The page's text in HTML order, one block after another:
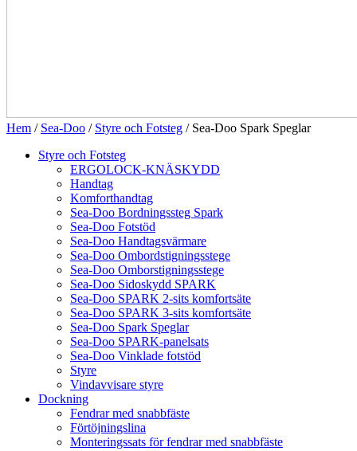
Hem / Sea-Doo / Styre och Fotsteg / Sea-Doo Spark Speglar
Styre och Fotsteg
ERGOLOCK-KNÄSKYDD
Handtag
Komforthandtag
Sea-Doo Bordningssteg Spark
Sea-Doo Fotstöd
Sea-Doo Handtagsvärmare
Sea-Doo Ombordstigningsstege
Sea-Doo Omborstigningsstege
Sea-Doo Sidoskydd SPARK
Sea-Doo SPARK 2-sits komfortsäte
Sea-Doo SPARK 3-sits komfortsäte
Sea-Doo Spark Speglar
Sea-Doo SPARK-panelsats
Sea-Doo Vinklade fotstöd
Styre
Vindavvisare styre
Dockning
Fendrar med snabbfäste
Förtöjningslina
Monteringssats för fendrar med snabbfäste